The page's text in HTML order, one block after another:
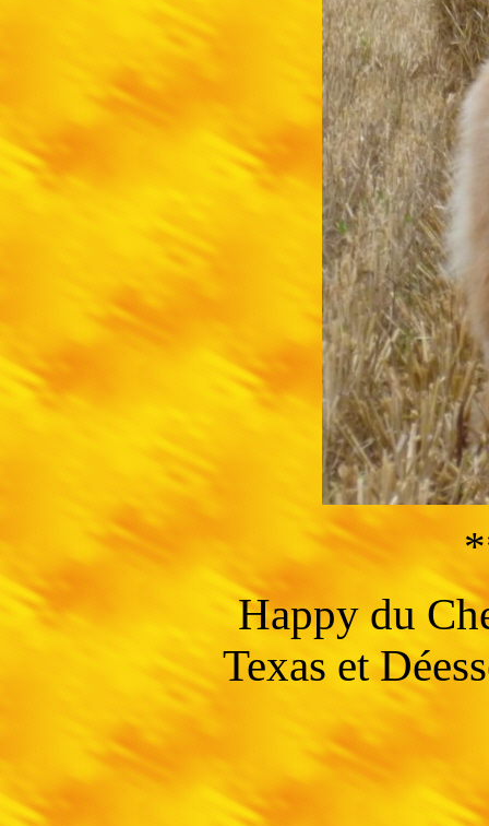
Happy du
Texas et